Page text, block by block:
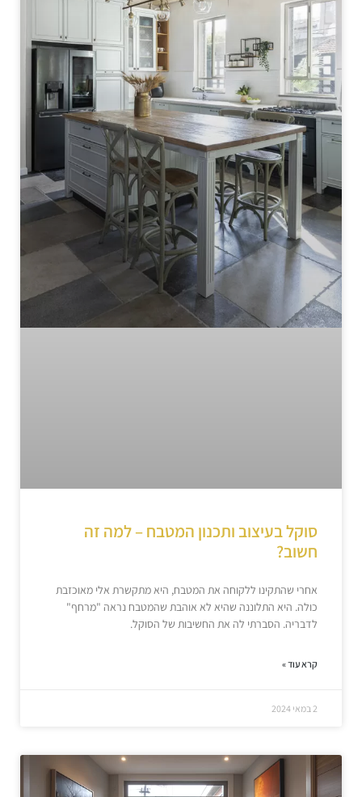
סוקל בעיצוב ותכנון המטבח – למה זה
חשוב?
אחרי שהתקינו ללקוחה את המטבח, היא מתקשרת אלי מאוכזבת
כולה. היא התלוננה שהיא לא אוהבת שהמטבח נראה "מרחף"
לדבריה. הסברתי לה את החשיבות של הסוקל.
קרא עוד »
2 במאי 2024